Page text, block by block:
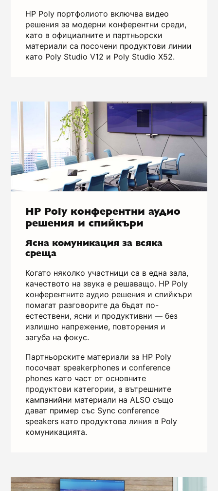
HP Poly портфолиото включва видео
решения за модерни конферентни среди,
като в официалните и партньорски
материали са посочени продуктови линии
като Poly Studio V12 и Poly Studio X52.
HP Poly конферентни аудио
решения и спийкъри
Ясна комуникация за всяка
среща
Когато няколко участници са в една зала,
качеството на звука е решаващо. HP Poly
конферентните аудио решения и спийкъри
помагат разговорите да бъдат по-
естествени, ясни и продуктивни — без
излишно напрежение, повторения и
загуба на фокус.
Партньорските материали за HP Poly
посочват speakerphones и conference
phones като част от основните
продуктови категории, а вътрешните
кампанийни материали на ALSO също
дават пример със Sync conference
speakers като продуктова линия в Poly
комуникацията.